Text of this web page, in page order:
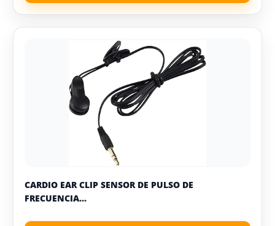
CARDIO EAR CLIP SENSOR DE PULSO DE
FRECUENCIA...